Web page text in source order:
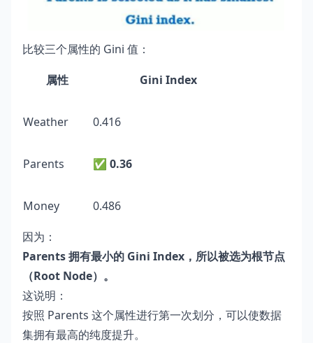
比较三个属性的 Gini 值：
属性
Gini Index
Weather 0.416
Parents ✅ 0.36
Money
0.486
因为：
Parents 拥有最小的 Gini Index，所以被选为根节点
（Root Node）。
这说明：
按照 Parents 这个属性进行第一次划分，可以使数据
集拥有最高的纯度提升。